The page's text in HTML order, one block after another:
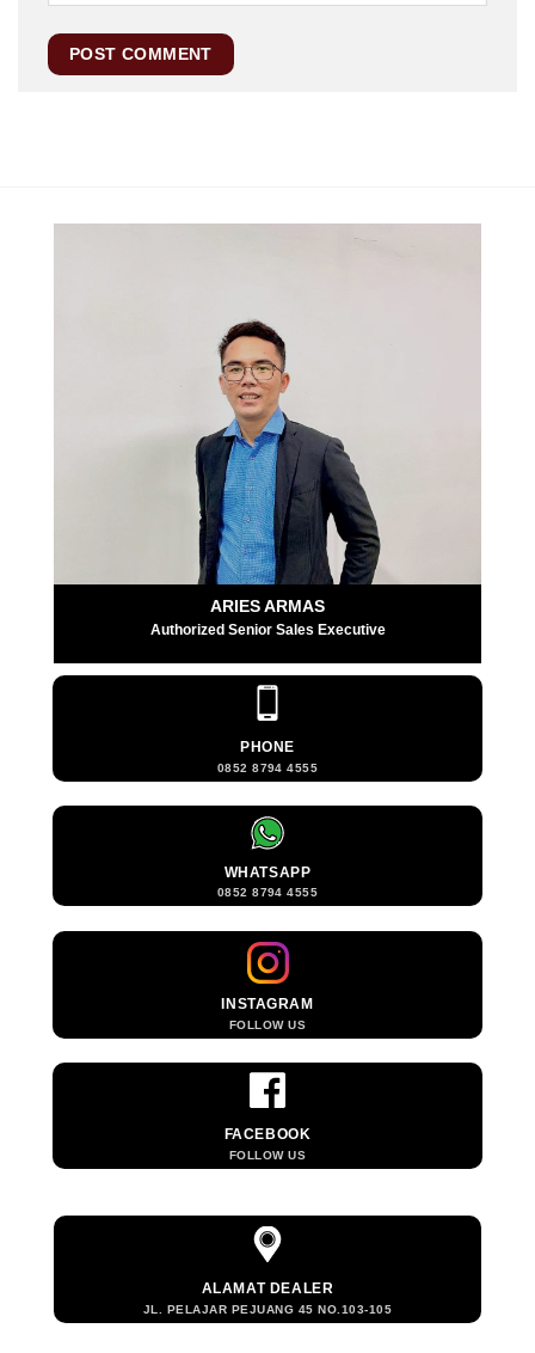
ARIES ARMAS
Authorized Senior Sales Executive
PHONE
0852 8794 4555
WHATSAPP
0852 8794 4555
INSTAGRAM
FOLLOW US
FACEBOOK
FOLLOW US
ALAMAT DEALER
JL. PELAJAR PEJUANG 45 NO.103-105